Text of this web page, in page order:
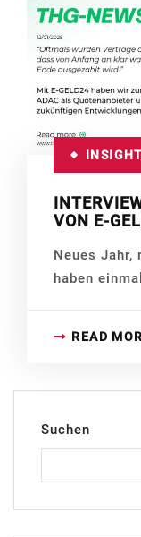
INSIGHT
VON E-
Neues Jahr,
haben
READ
Suchen